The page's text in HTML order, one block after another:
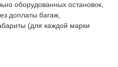
оборудованных остановок,
доплаты багаж,
(для каждой марки